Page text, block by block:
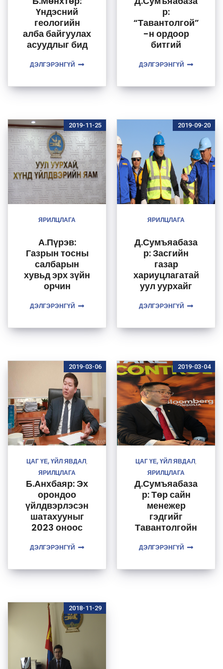
Үндэсний
геологийн
алба байгуулах
асуудлыг бид
судалсан
ДЭЛГЭРЭНГҮЙ
р:
“Тавантолгой”
-н ордоор
битгий
ДЭЛГЭРЭНГҮЙ
ЯРИЛЦЛАГА
2019-11-25
А.Пүрэв:
Газрын тосны
салбарын
хувьд эрх зүйн
орчин
бүрдсэн
ДЭЛГЭРЭНГҮЙ
ЯРИЛЦЛАГА
2019-09-20
Д.Сумъяабаза
р: Засгийн
газар
хариуцлагатай
уул уурхайг
ДЭЛГЭРЭНГҮЙ
ЦАГ ҮЕ, ҮЙЛ ЯВДАЛ
ЯРИЛЦЛАГА
2019-03-06
Б.Анхбаяр: Эх
орондоо
үйлдвэрлэсэн
шатахууныг
2023 оноос
нийлүүлнэ
ДЭЛГЭРЭНГҮЙ
ЦАГ ҮЕ, ҮЙЛ ЯВДАЛ
ЯРИЛЦЛАГА
2019-03-04
Д.Сумъяабаза
р: Төр сайн
менежер
гэдгийг
Тавантолгойн
харуулна
ДЭЛГЭРЭНГҮЙ
2018-11-29